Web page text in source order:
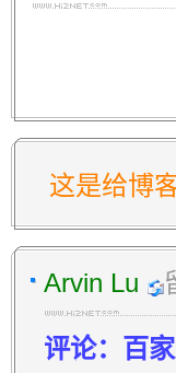
这是给博
Arvin Lu
评论：百